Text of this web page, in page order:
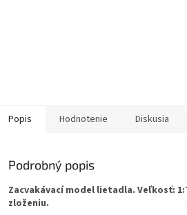
Popis Hodnotenie Diskusia
Podrobný popis
Zacvakávací model lietadla. Veľkosť:
zloženiu.